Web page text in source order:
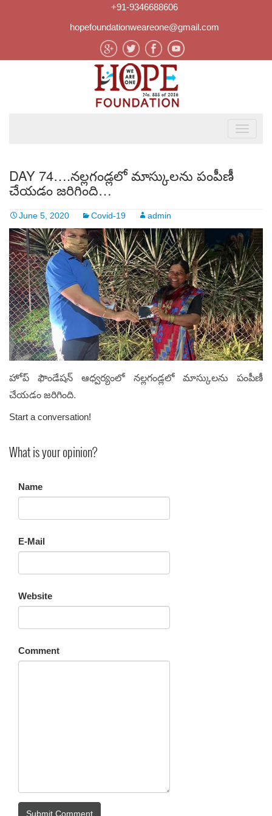
+91-9346688606
hopefoundationweareone@gmail.com
DAY 74….నల్లగండ్లలో మాస్కులను పంపీణీ
చేయడం జరిగింది…
June 5, 2020 Covid-19 admin
హోప్ ఫౌండేషన్ ఆధ్వర్యంలో నల్లగండ్లలో మాస్కులను పంపీణీ
చేయడం జరిగింది.
Start a conversation!
What is your opinion?
Name
E-Mail
Website
Comment
Submit Comment